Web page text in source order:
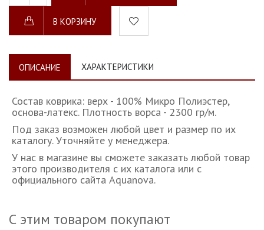
В КОРЗИНУ
ОПИСАНИЕ ХАРАКТЕРИСТИКИ
Состав коврика: верх - 100% Микро Полиэстер,
основа-латекс. Плотность ворса - 2300 гр/м.
Под заказ возможен любой цвет и размер по их
каталогу. Уточняйте у менеджера.
У нас в магазине вы сможете заказать любой товар
этого производителя с их каталога или с
официального сайта Aquanova.
С этим товаром покупают